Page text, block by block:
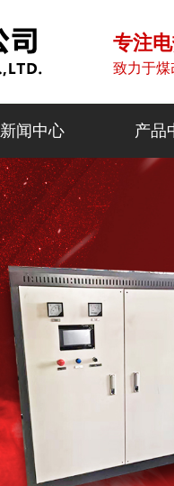
专注
致力于煤
新闻中心 产品